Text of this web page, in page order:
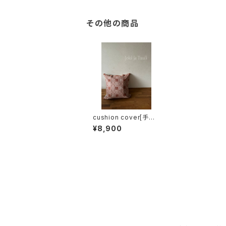
その他の商品
cushion cover[手織
りウールクッションカバ
ー] レンガNo.1
¥8,900